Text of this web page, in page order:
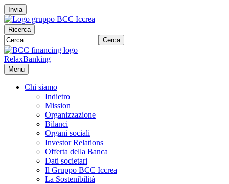
Invia
Ricerca
Cerca
RelaxBanking
Menu
Chi siamo
Indietro
Mission
Organizzazione
Bilanci
Organi sociali
Investor Relations
Offerta della Banca
Dati societari
Il Gruppo BCC Iccrea
La Sostenibilità